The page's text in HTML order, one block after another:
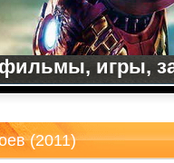
игры,
(2011)